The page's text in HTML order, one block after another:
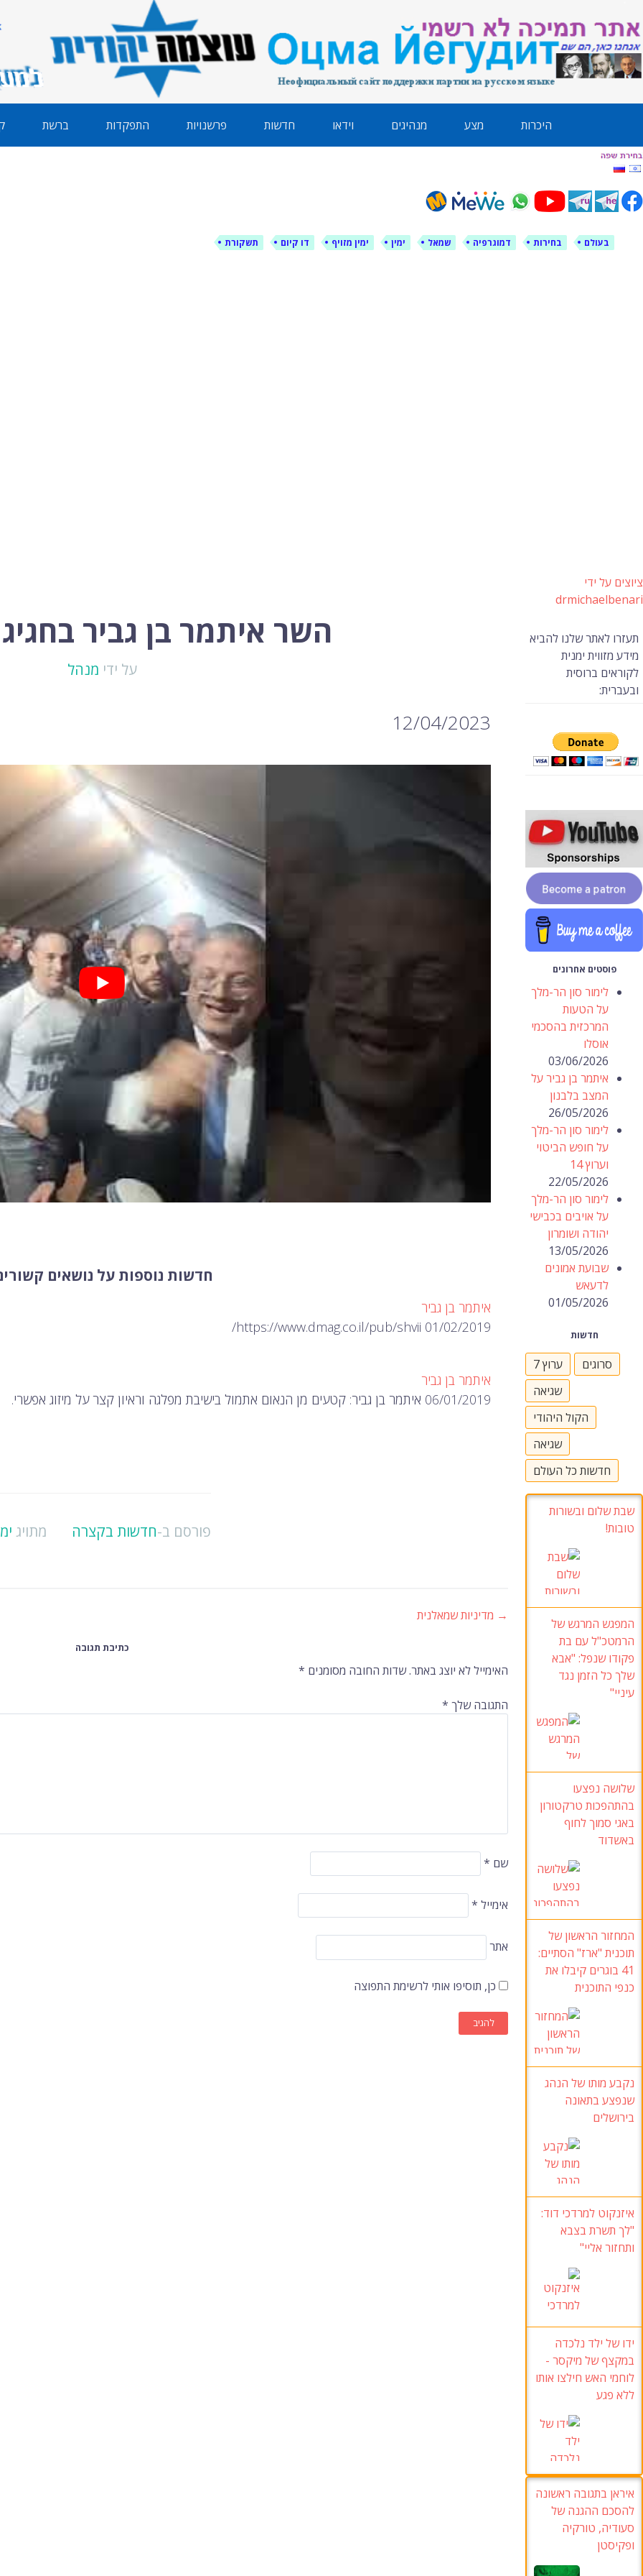
לימין עוצמה יהודית
היכרות מצע מנהיגים וידאו חדשות פרשנויות התפקדות ברשת
בעולם בחירות דמוגרפיה שמאל ימין ימין מזויף דו קיום תשקורת
השר איתמר בן גביר
על ידי מנהל
12/04/2023
חדשות נוספות על נושאים
איתמר בן גביר
01/02/2019 https://www.dmag.co.il/pub/shvii/
איתמר בן גביר
06/01/2019 איתמר בן גביר: קטעים מן הנאום אתמול בישיבת מפלגה וראיון קצר על מיזוג אפשרי.
פורסם ב-חדשות בקצרה מתויג
ניווט
ברשומות
→ מדיניות שמאלנית
כתיבת תגובה
האימייל לא יוצג באתר.שדות החובה מסומנים *
התגובה שלך *
שם *
אימייל *
אתר
כן, תוסיפו אותי לרשימת התפוצה
ציוצים על ידי
drmichaelbenari
תעזרו לאתר שלנו להביא
מידע מזווית ימנית
לקוראים ברוסית
ובעברית:
פוסטים אחרונים
לימור סון הר-מלך
על הטעות
המרכזית בהסכמי
אוסלו
03/06/2026
איתמר בן גביר על
המצב בלבנון
26/05/2026
לימור סון הר-מלך
על חופש הביטוי
וערוץ 14
22/05/2026
לימור סון הר-מלך
על אויבים בכבישי
יהודה ושומרון
13/05/2026
שבועת אמונים
לדעאש
01/05/2026
חדשות
ערוץ 7
סרוגים
שגיאה
הקול היהודי
שגיאה
חדשות כל העולם
שבת שלום ובשורות
טובות!
המפגש המרגש של
הרמטכ"ל עם בת
פקודו שנפל: "אבא
שלך כל הזמן נגד
עיניי"
שלושה נפצעו
בהתהפכות טרקטורון
באגי סמוך לחוף
באשדוד
המחזור הראשון של
תוכנית "ארז" הסתיים:
41 בוגרים קיבלו את
כנפי התוכנית
נקבע מותו של הנהג
שנפצע בתאונה
בירושלים
איזנקוט למרדכי דוד:
"לך תשרת בצבא
ותחזור אליי"
ידו של ילד נלכדה
במקצף של מיקסר -
לוחמי האש חילצו אותו
ללא פגע
איראן בתגובה ראשונה
להסכם ההגנה של
סעודיה, טורקיה
ופקיסטן